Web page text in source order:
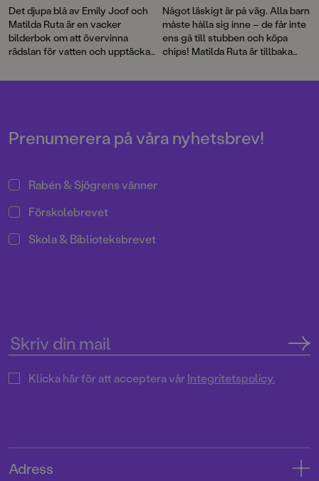
Det djupa blå av Emily Joof och
Matilda Ruta är en vacker
bilderbok om att övervinna
rädslan för vatten och upptäcka
Något läskigt är på väg. Alla barn
måste hålla sig inne – de får inte
ens gå till stubben och köpa
chips! Matilda Ruta är tillbaka
faran, den andra boken i
Prenumerera på våra nyhetsbrev!
Rabén & Sjögrens vänner
Förskolebrevet
Skola & Biblioteksbrevet
Klicka här för att acceptera vårIntegritetspolicy.
Adress